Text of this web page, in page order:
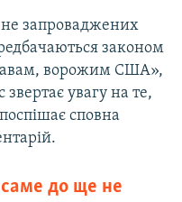
запроваджених
законом
ворожим США»,
увагу на те,
сповна
саме до ще не